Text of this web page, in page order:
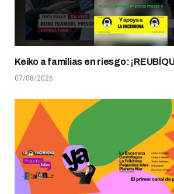
Keiko a familias en riesgo:
07/08/2026